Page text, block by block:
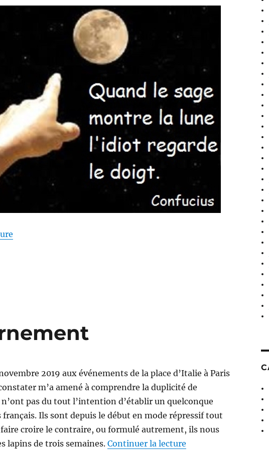
de « Une gigantesque manipulation »
2019 aux événements de la place d’Italie à Paris
m’a amené à comprendre la duplicité de
pas du tout l’intention d’établir un quelconque
français. Ils sont depuis le début en mode répressif tout
croire le contraire, ou formulé autrement, ils nous
lapins de trois semaines. Continuer la lecturede « Honte à ce